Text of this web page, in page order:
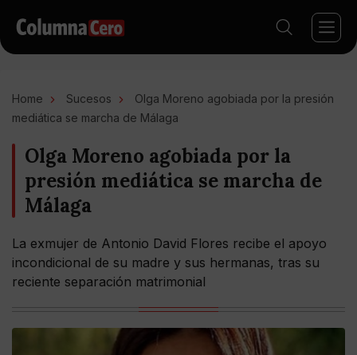
Home Sucesos
Olga Moreno agobiada por la presión
mediática se marcha de Málaga
Olga Moreno agobiada por la
presión mediática se marcha de
Málaga
La exmujer de Antonio David Flores recibe el apoyo
incondicional de su madre y sus hermanas, tras su
reciente separación matrimonial